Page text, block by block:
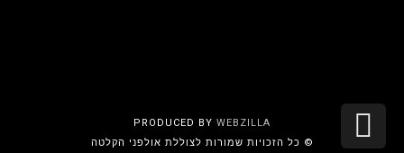
PRODUCED BY WEBZILLA
© כל הזכויות שמורות לצוללת אולפני הקלטה